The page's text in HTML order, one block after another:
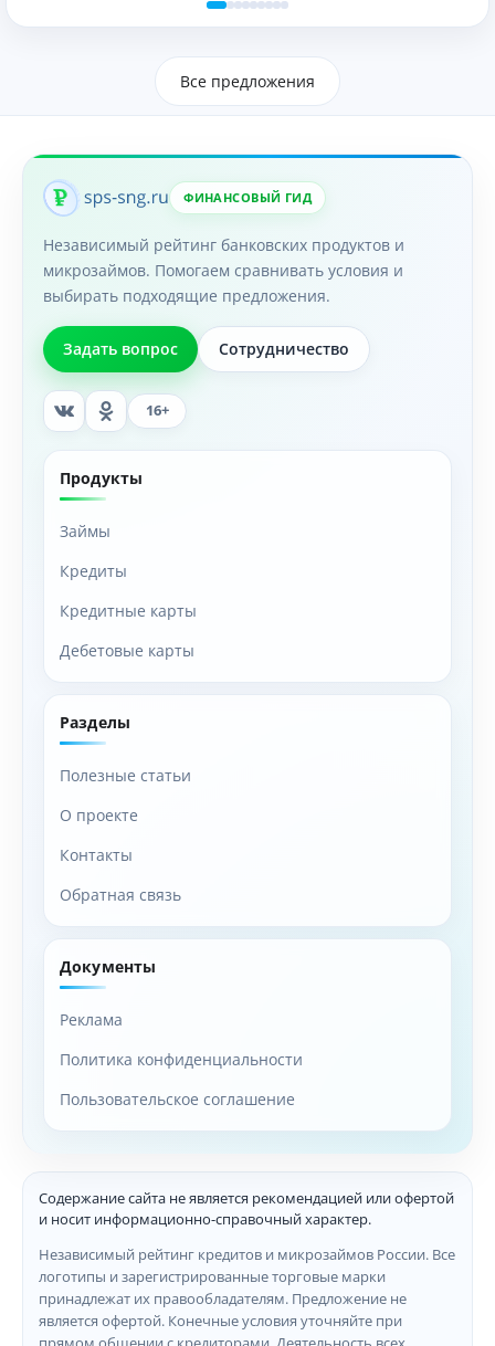
Все предложения
ФИНАНСОВЫЙ ГИД
Независимый рейтинг банковских продуктов и
микрозаймов. Помогаем сравнивать условия и
выбирать подходящие предложения.
Задать вопрос Сотрудничество
16+
Продукты
Займы
Кредиты
Кредитные карты
Дебетовые карты
Разделы
Полезные статьи
О проекте
Контакты
Обратная связь
Документы
Реклама
Политика конфиденциальности
Пользовательское соглашение
Содержание сайта не является рекомендацией или офертой
и носит информационно-справочный характер.
Независимый рейтинг кредитов и микрозаймов России. Все
логотипы и зарегистрированные торговые марки
принадлежат их правообладателям. Предложение не
является офертой. Конечные условия уточняйте при